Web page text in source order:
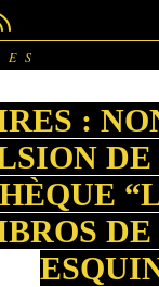
: